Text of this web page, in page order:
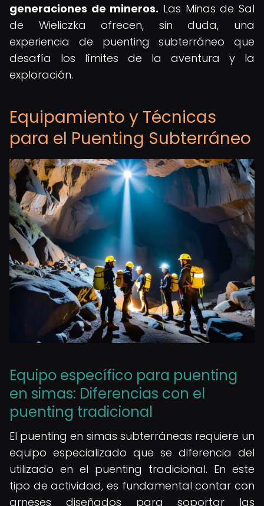
generaciones de mineros. Las Minas de Sal
de Wieliczka ofrecen, sin duda, una
experiencia de puenting subterráneo que
desafía los límites de la aventura y la
exploración.
Equipamiento y Técnicas
para el Puenting Subterráneo
Equipo específico para puenting
en simas: Diferencias con el
puenting tradicional
El puenting en simas subterráneas requiere un
equipo especializado que se diferencia del
utilizado en el puenting tradicional. En este
tipo de actividad, es fundamental contar con
arneses diseñados para soportar las